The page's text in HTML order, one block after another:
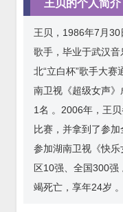
王贝的个人简介
王贝，1986年7月
歌手，毕业于武汉
北“立白杯”歌手大
南卫视《超级女声
1名 。2006年，王
比赛，并拿到了参
参加湖南卫视《快
区10强、全国300
竭死亡，享年24岁 。